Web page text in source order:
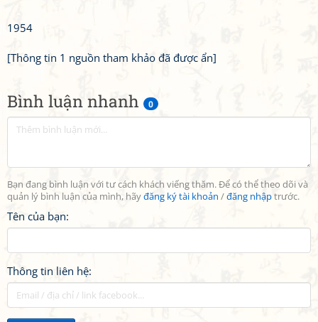
Bình luận nhanh 0
Bạn đang bình luận với tư cách khách viếng thăm. Để có thể theo dõi và
quản lý bình luận của mình, hãyđăng ký tài khoản /đăng nhậptrước.
Tên của bạn:
Thông tin liên hệ:
1954
[Thông tin 1 nguồn tham khảo đã được ẩn]